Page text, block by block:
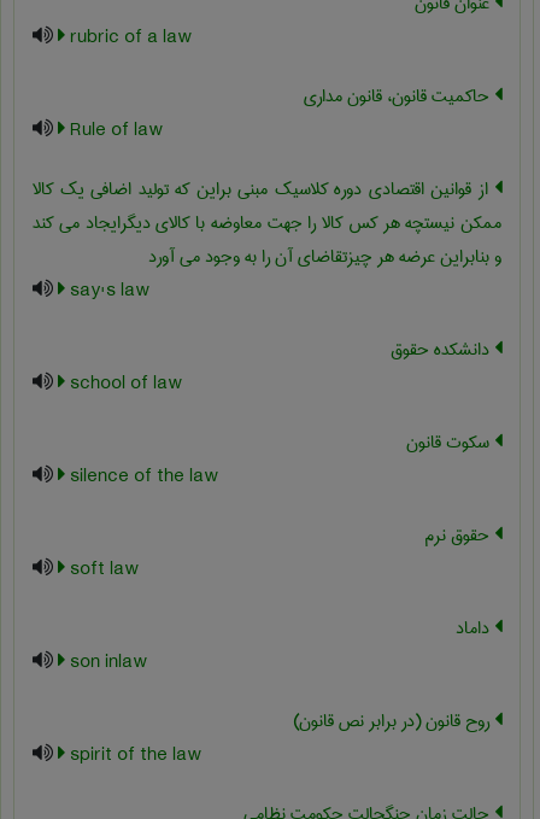
rubric of a law
حاکمیت قانون، قانون مداری
Rule of law
از قوانین اقتصادی دوره کلاسیک مبنی براین که تولید اضافی یک کالا
ممکن نیستچه هر کس کالا را جهت معاوضه با کالای دیگرایجاد می کند
و بنابراین عرضه هر چیزتقاضای آن را به وجود می آورد
say's law
دانشکده حقوق
school of law
سکوت قانون
silence of the law
حقوق نرم
soft law
داماد
son inlaw
روح قانون (در برابر نص قانون)
spirit of the law